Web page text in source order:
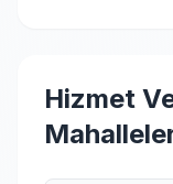
Hizmet